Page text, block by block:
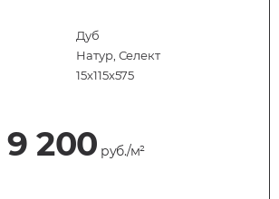
Дуб
Натур, Селект
15х115х575
9 200 руб./м²